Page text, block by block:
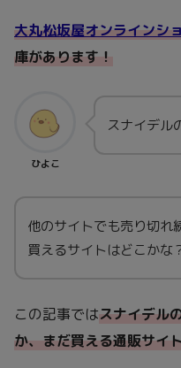
大丸松坂屋オンラインシ
庫があります！
ひよこ
スナイデル
他のサイトでも売り切れ
買えるサイトはどこかな
この記事ではスナイデル
か、まだ買える通販サイ